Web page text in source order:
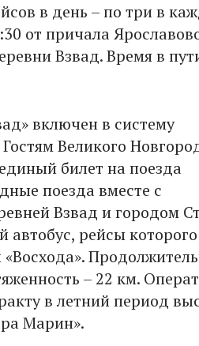
в день – по три в
от причала
Взвад. Время в
включен в систему
Великого
билет на поезда
поезда вместе с
Взвад и городом
автобус, рейсы которого
– 22 км.
в летний период
Марин».